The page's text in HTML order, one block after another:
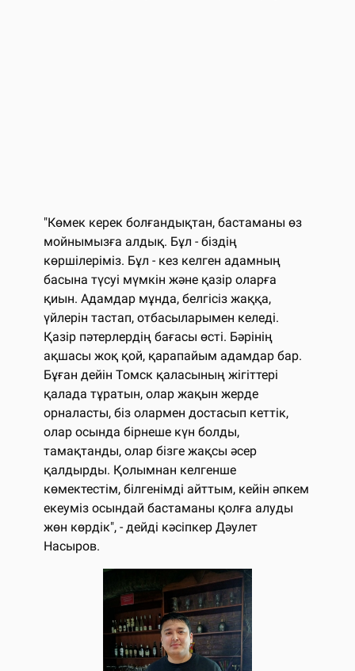
"Көмек керек болғандықтан, бастаманы өз
мойнымызға алдық. Бұл - біздің
көршілеріміз. Бұл - кез келген адамның
басына түсуі мүмкін және қазір оларға
қиын. Адамдар мұнда, белгісіз жаққа,
үйлерін тастап, отбасыларымен келеді.
Қазір пәтерлердің бағасы өсті. Бәрінің
ақшасы жоқ қой, қарапайым адамдар бар.
Бұған дейін Томск қаласының жігіттері
қалада тұратын, олар жақын жерде
орналасты, біз олармен достасып кеттік,
олар осында бірнеше күн болды,
тамақтанды, олар бізге жақсы әсер
қалдырды. Қолымнан келгенше
көмектестім, білгенімді айттым, кейін әпкем
екеуміз осындай бастаманы қолға алуды
жөн көрдік", - дейді кәсіпкер Дәулет
Насыров.